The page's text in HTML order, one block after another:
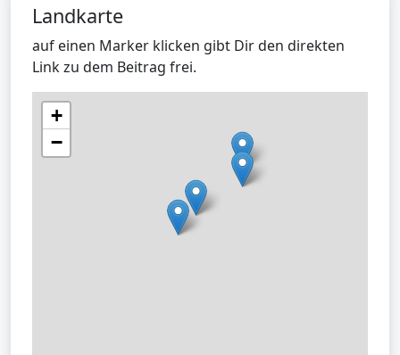
Landkarte
auf einen Marker klicken gibt Dir den direkten
Link zu dem Beitrag frei.
+
−